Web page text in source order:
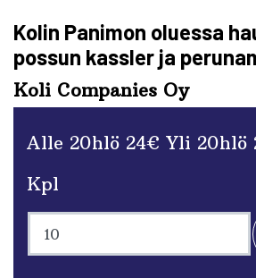
Kolin Panimon oluessa
possun kassler ja
Koli Companies Oy
Alle 20hlö 24€ Yli 20hlö
Kpl